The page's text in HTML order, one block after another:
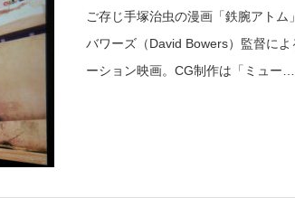
ご存じ手塚治虫の漫画「鉄腕アトム
バワーズ（David Bowers）監督に
ーション映画。CG制作は「ミュー…